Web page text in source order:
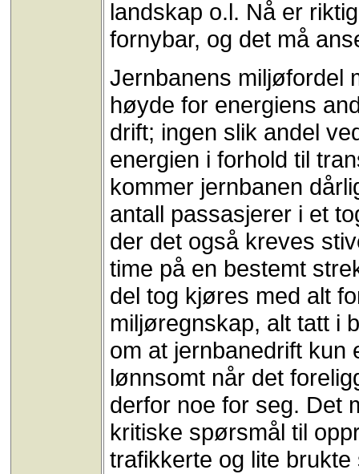
landskap o.l. Nå er
fornybar, og det må
Jernbanens miljøfordel
høyde for energiens
drift; ingen slik andel
energien i forhold til
kommer jernbanen
antall passasjerer i et
der det også kreves
time på en bestemt
del tog kjøres med alt
miljøregnskap, alt tatt i
om at jernbanedrift kun
lønnsomt når det
derfor noe for seg. Det
kritiske spørsmål til
trafikkerte og lite brukte